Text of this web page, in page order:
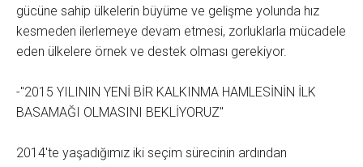
gücüne sahip ülkelerin büyüme ve gelişme yolunda hız
kesmeden ilerlemeye devam etmesi, zorluklarla mücadele
eden ülkelere örnek ve destek olması gerekiyor.
-"2015 YILININ YENİ BİR KALKINMA HAMLESİNİN İLK
BASAMAĞI OLMASINI BEKLİYORUZ"
2014'te yaşadığımız iki seçim sürecinin ardından